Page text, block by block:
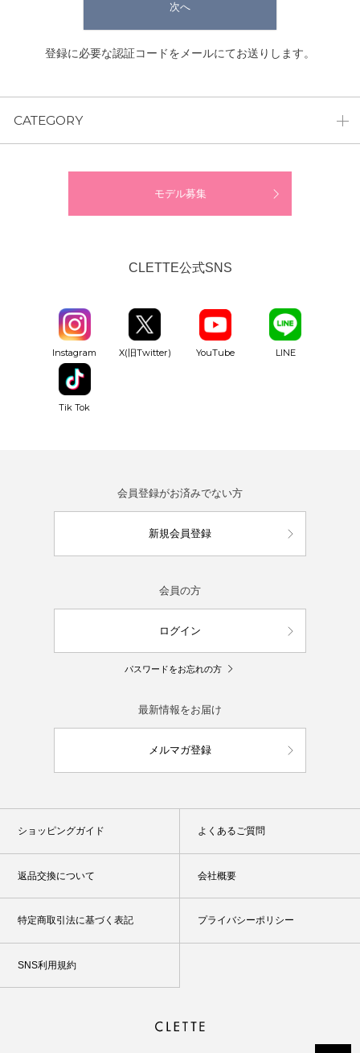
次へ
登録に必要な認証コードをメールにてお送りします。
CATEGORY
モデル募集
CLETTE公式SNS
Instagram X(旧Twitter) YouTube LINE
Tik Tok
会員登録がお済みでない方
新規会員登録
会員の方
ログイン
パスワードをお忘れの方
最新情報をお届け
メルマガ登録
ショッピングガイド よくあるご質問
返品交換について 会社概要
特定商取引法に基づく表記 プライバシーポリシー
SNS利用規約